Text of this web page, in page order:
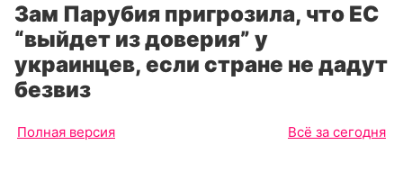
Зам Парубия пригрозила, что ЕС
“выйдет из доверия” у
украинцев, если стране не дадут
безвиз
Полная версия Всё за сегодня